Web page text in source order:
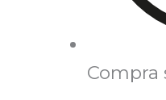
Compra